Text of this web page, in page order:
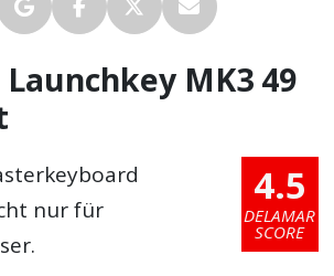
MK3 49
4.5
DELAMAR
SCORE
nur für